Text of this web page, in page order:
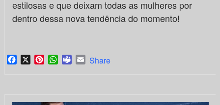
estilosas e que deixam todas as mulheres por
dentro dessa nova tendência do momento!
Facebook
X PinterestWhatsApp
TeamsEmail
Share